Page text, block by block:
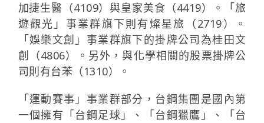
加捷生醫（4109）與皇家美食（4419）。「旅
遊觀光」事業群旗下則有燦星旅（2719）。
「娛樂文創」事業群旗下的掛牌公司為桂田文
創（4806）。另外，與化學相關的股票掛牌公
司則有台苯（1310）。
「運動賽事」事業群部分，台鋼集團是國內第
一個擁有「台鋼足球」、「台鋼獵鷹」、「台